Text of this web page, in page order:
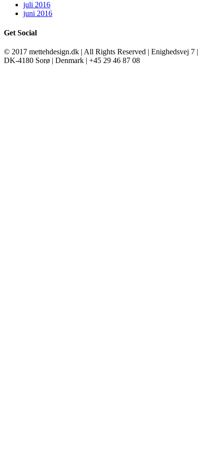
juli 2016
juni 2016
Get Social
© 2017 mettehdesign.dk | All Rights Reserved | Enighedsvej 7 |
DK-4180 Sorø | Denmark | +45 29 46 87 08